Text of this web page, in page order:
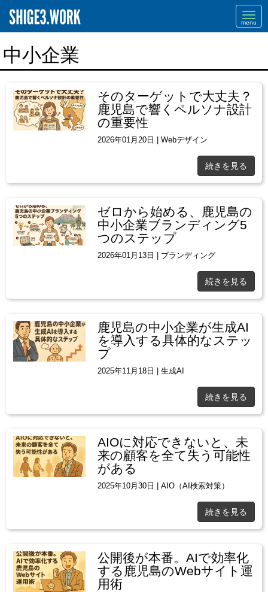
中小企業
そのターゲットで大丈夫？
鹿児島で響くペルソナ設計
の重要性
2026年01月20日 |Webデザイン
続きを見る
ゼロから始める、鹿児島の
中小企業ブランディング5
つのステップ
2026年01月13日 ブランディング
続きを見る
鹿児島の中小企業が生成AI
を導入する具体的なステッ
プ
2025年11月18日 |生成AI
続きを見る
AIOに対応できないと、未
来の顧客を全て失う可能性
がある
2025年10月30日 |AIO（AI検索対策）
続きを見る
公開後が本番。AIで効率化
する鹿児島のWebサイト運
用術